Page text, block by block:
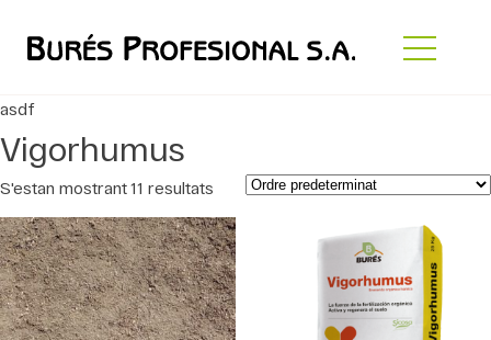
asdf
Vigorhumus
S'estan mostrant 11 resultats